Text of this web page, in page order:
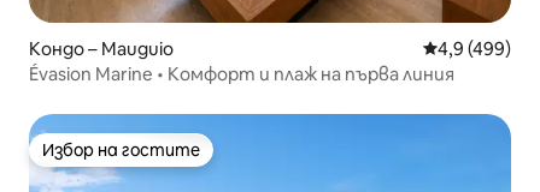
Кондо – Mauguio Средна
4,9 (499)
Évasion Marine • Комфорт и плаж на първа линия
Избор на гостите
Избор на гостите